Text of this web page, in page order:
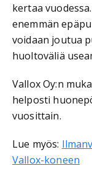
kertaa
enemmän
voidaan joutua
huoltoväliä
Vallox Oy:n
helposti
vuosittain.
Lue myös:
Vallox-koneen